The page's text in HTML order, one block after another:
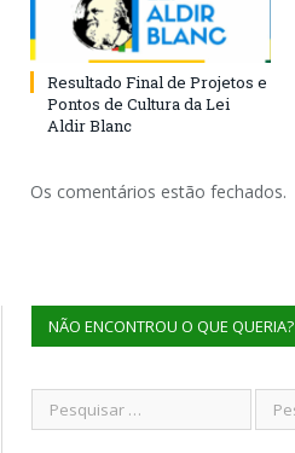
Resultado Final de Projetos e
Pontos de Cultura da Lei
Aldir Blanc
Os comentários estão fechados.
NÃO ENCONTROU O QUE QUERIA?